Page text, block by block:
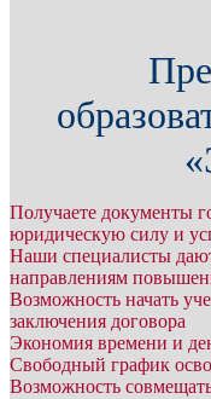
Получаете документы
юридическую силу и
Наши специалисты
направлениям
Возможность начать
заключения договора
Экономия времени и
Свободный график
Возможность